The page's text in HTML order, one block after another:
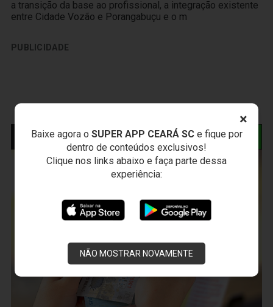
×
Baixe agora o SUPER APP CEARÁ SCe fique por
dentro de conteúdos exclusivos!
Clique nos links abaixo e faça parte dessa
experiência:
NÃO MOSTRAR NOVAMENTE
a transição da base ao profissional, a integração existente
entre Cidade Vozão e Porangabuçu e o m
PUBLICIDADE
NOTÍCIAS RELACIONADAS